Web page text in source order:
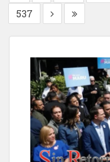
537